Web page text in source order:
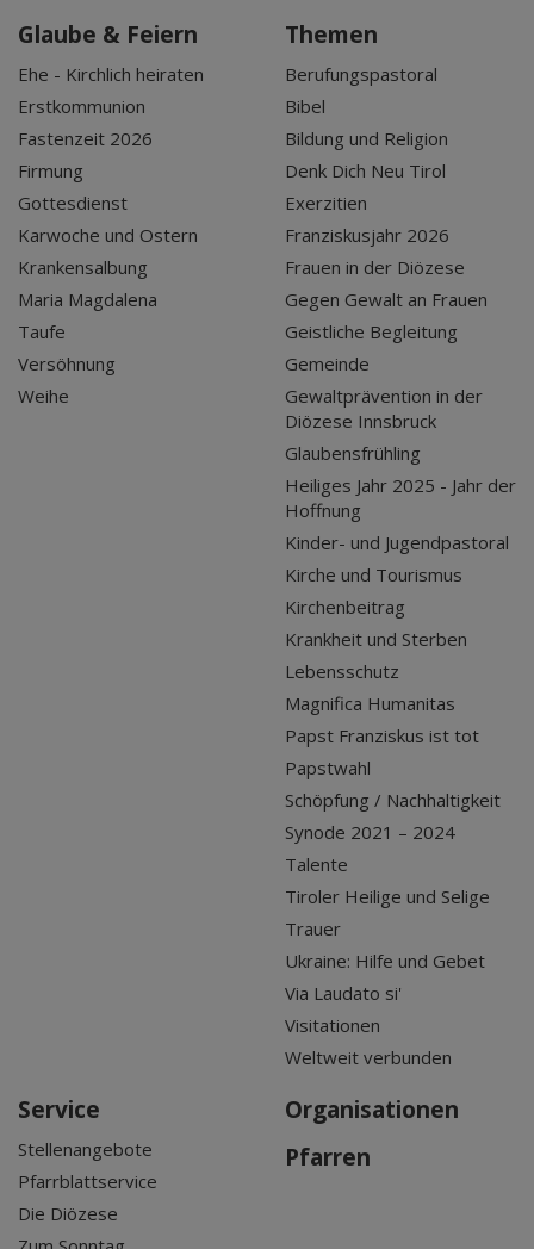
Glaube & Feiern
Ehe - Kirchlich heiraten
Erstkommunion
Fastenzeit 2026
Firmung
Gottesdienst
Karwoche und Ostern
Krankensalbung
Maria Magdalena
Taufe
Versöhnung
Weihe
Themen
Berufungspastoral
Bibel
Bildung und Religion
Denk Dich Neu Tirol
Exerzitien
Franziskusjahr 2026
Frauen in der Diözese
Gegen Gewalt an Frauen
Geistliche Begleitung
Gemeinde
Gewaltprävention in der
Diözese Innsbruck
Glaubensfrühling
Heiliges Jahr 2025 - Jahr der
Hoffnung
Kinder- und Jugendpastoral
Kirche und Tourismus
Kirchenbeitrag
Krankheit und Sterben
Lebensschutz
Magnifica Humanitas
Papst Franziskus ist tot
Papstwahl
Schöpfung / Nachhaltigkeit
Synode 2021 – 2024
Talente
Tiroler Heilige und Selige
Trauer
Ukraine: Hilfe und Gebet
Via Laudato si'
Visitationen
Weltweit verbunden
Service
Stellenangebote
Pfarrblattservice
Die Diözese
Organisationen
Pfarren